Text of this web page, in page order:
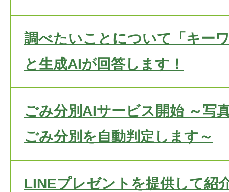
調べたいことについて「キー
と生成AIが回答します！
ごみ分別AIサービス開始 ～写
ごみ分別を自動判定します～
LINEプレゼントを提供して紹